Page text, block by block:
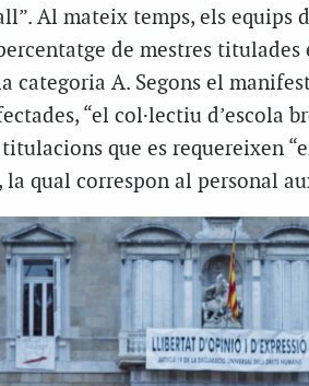
Al mateix temps, els equips
de mestres titulades
categoria A. Segons el
“el col·lectiu d’escola
que es requereixen
la qual correspon al personal